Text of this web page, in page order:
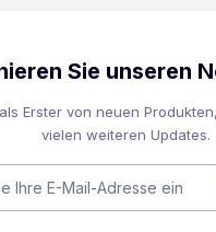
Sie unseren
Erster von neuen
vielen weiteren Updates.